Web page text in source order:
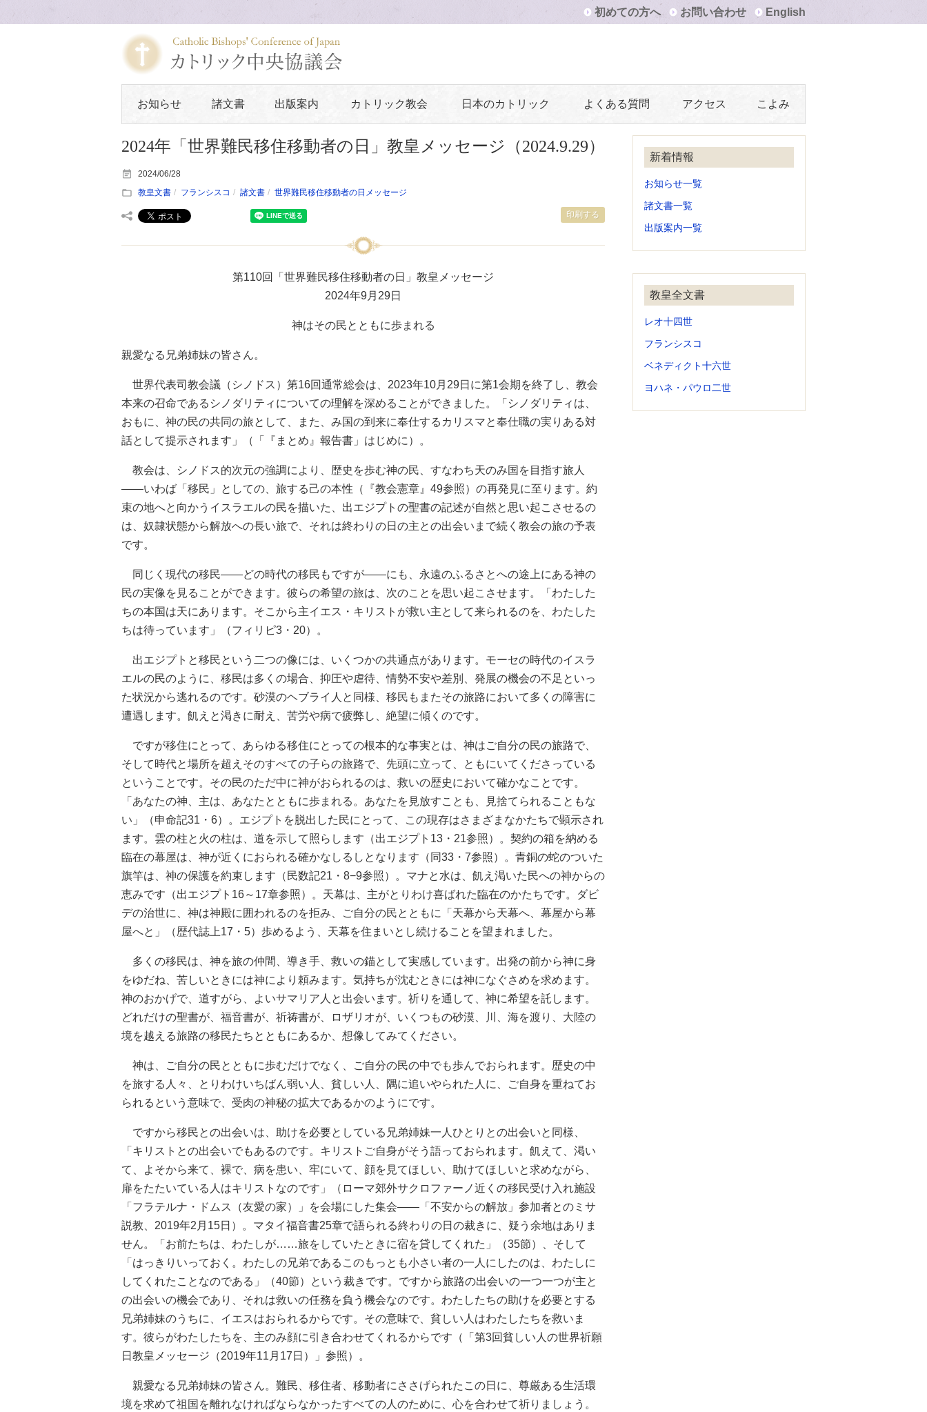
初めての方へ お問い合わせ English
お知らせ 諸文書 出版案内 カトリック教会 日本のカトリック よくある質問 アクセス こよみ
2024年「世界難民移住移動者の日」教皇メッセージ（2024.9.29）
印刷する
2024/06/28
教皇文書
フランシスコ 諸文書 世界難民移住移動者の日メッセージ
第110回「世界難民移住移動者の日」教皇メッセージ
2024年9月29日
神はその民とともに歩まれる
親愛なる兄弟姉妹の皆さん。
世界代表司教会議（シノドス）第16回通常総会は、2023年10月29日に第1会期を終了し、教会
本来の召命であるシノダリティについての理解を深めることができました。「シノダリティは、
おもに、神の民の共同の旅として、また、み国の到来に奉仕するカリスマと奉仕職の実りある対
話として提示されます」（「『まとめ』報告書」はじめに）。
教会は、シノドス的次元の強調により、歴史を歩む神の民、すなわち天のみ国を目指す旅人
――いわば「移民」としての、旅する己の本性（『教会憲章』49参照）の再発見に至ります。約
束の地へと向かうイスラエルの民を描いた、出エジプトの聖書の記述が自然と思い起こさせるの
は、奴隷状態から解放への長い旅で、それは終わりの日の主との出会いまで続く教会の旅の予表
です。
同じく現代の移民――どの時代の移民もですが――にも、永遠のふるさとへの途上にある神の
民の実像を見ることができます。彼らの希望の旅は、次のことを思い起こさせます。「わたした
ちの本国は天にあります。そこから主イエス・キリストが救い主として来られるのを、わたした
ちは待っています」（フィリピ3・20）。
出エジプトと移民という二つの像には、いくつかの共通点があります。モーセの時代のイスラ
エルの民のように、移民は多くの場合、抑圧や虐待、情勢不安や差別、発展の機会の不足といっ
た状況から逃れるのです。砂漠のヘブライ人と同様、移民もまたその旅路において多くの障害に
遭遇します。飢えと渇きに耐え、苦労や病で疲弊し、絶望に傾くのです。
ですが移住にとって、あらゆる移住にとっての根本的な事実とは、神はご自分の民の旅路で、
そして時代と場所を超えそのすべての子らの旅路で、先頭に立って、ともにいてくださっている
ということです。その民のただ中に神がおられるのは、救いの歴史において確かなことです。
「あなたの神、主は、あなたとともに歩まれる。あなたを見放すことも、見捨てられることもな
い」（申命記31・6）。エジプトを脱出した民にとって、この現存はさまざまなかたちで顕示され
ます。雲の柱と火の柱は、道を示して照らします（出エジプト13・21参照）。契約の箱を納める
臨在の幕屋は、神が近くにおられる確かなしるしとなります（同33・7参照）。青銅の蛇のついた
旗竿は、神の保護を約束します（民数記21・8−9参照）。マナと水は、飢え渇いた民への神からの
恵みです（出エジプト16～17章参照）。天幕は、主がとりわけ喜ばれた臨在のかたちです。ダビ
デの治世に、神は神殿に囲われるのを拒み、ご自分の民とともに「天幕から天幕へ、幕屋から幕
屋へと」（歴代誌上17・5）歩めるよう、天幕を住まいとし続けることを望まれました。
多くの移民は、神を旅の仲間、導き手、救いの錨として実感しています。出発の前から神に身
をゆだね、苦しいときには神により頼みます。気持ちが沈むときには神になぐさめを求めます。
神のおかげで、道すがら、よいサマリア人と出会います。祈りを通して、神に希望を託します。
どれだけの聖書が、福音書が、祈祷書が、ロザリオが、いくつもの砂漠、川、海を渡り、大陸の
境を越える旅路の移民たちとともにあるか、想像してみてください。
神は、ご自分の民とともに歩むだけでなく、ご自分の民の中でも歩んでおられます。歴史の中
を旅する人々、とりわけいちばん弱い人、貧しい人、隅に追いやられた人に、ご自身を重ねてお
られるという意味で、受肉の神秘の拡大であるかのようにです。
ですから移民との出会いは、助けを必要としている兄弟姉妹一人ひとりとの出会いと同様、
「キリストとの出会いでもあるのです。キリストご自身がそう語っておられます。飢えて、渇い
て、よそから来て、裸で、病を患い、牢にいて、顔を見てほしい、助けてほしいと求めながら、
扉をたたいている人はキリストなのです」（ローマ郊外サクロファーノ近くの移民受け入れ施設
「フラテルナ・ドムス（友愛の家）」を会場にした集会――「不安からの解放」参加者とのミサ
説教、2019年2月15日）。マタイ福音書25章で語られる終わりの日の裁きに、疑う余地はありま
せん。「お前たちは、わたしが……旅をしていたときに宿を貸してくれた」（35節）、そして
「はっきりいっておく。わたしの兄弟であるこのもっとも小さい者の一人にしたのは、わたしに
してくれたことなのである」（40節）という裁きです。ですから旅路の出会いの一つ一つが主と
の出会いの機会であり、それは救いの任務を負う機会なのです。わたしたちの助けを必要とする
兄弟姉妹のうちに、イエスはおられるからです。その意味で、貧しい人はわたしたちを救いま
す。彼らがわたしたちを、主のみ顔に引き合わせてくれるからです（「第3回貧しい人の世界祈願
日教皇メッセージ（2019年11月17日）」参照）。
親愛なる兄弟姉妹の皆さん。難民、移住者、移動者にささげられたこの日に、尊厳ある生活環
境を求めて祖国を離れなければならなかったすべての人のために、心を合わせて祈りましょう。
新着情報
お知らせ一覧
諸文書一覧
出版案内一覧
教皇全文書
レオ十四世
フランシスコ
ベネディクト十六世
ヨハネ・パウロ二世